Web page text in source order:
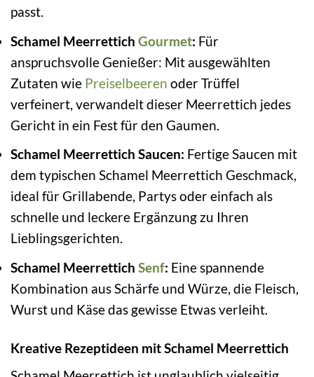
passt.
Schamel Meerrettich Gourmet: Für
anspruchsvolle Genießer: Mit ausgewählten
Zutaten wie Preiselbeeren oder Trüffel
verfeinert, verwandelt dieser Meerrettich jedes
Gericht in ein Fest für den Gaumen.
Schamel Meerrettich Saucen: Fertige Saucen mit
dem typischen Schamel Meerrettich Geschmack,
ideal für Grillabende, Partys oder einfach als
schnelle und leckere Ergänzung zu Ihren
Lieblingsgerichten.
Schamel Meerrettich Senf: Eine spannende
Kombination aus Schärfe und Würze, die Fleisch,
Wurst und Käse das gewisse Etwas verleiht.
Kreative Rezeptideen mit Schamel Meerrettich